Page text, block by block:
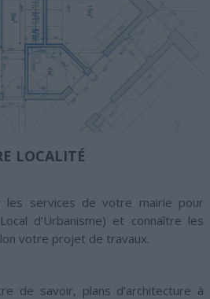
LOCALITÉ
les services de votre mairie pour
d’Urbanisme) et connaître les
votre projet de travaux.
de savoir, plans d’architecture à